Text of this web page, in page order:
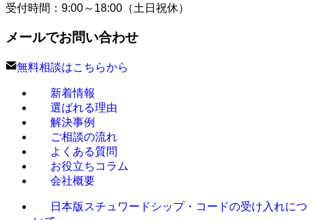
受付時間：9:00～18:00（土日祝休）
メールでお問い合わせ
無料相談はこちらから
新着情報
選ばれる理由
解決事例
ご相談の流れ
よくある質問
お役立ちコラム
会社概要
日本版スチュワードシップ・コードの受け入れにつ